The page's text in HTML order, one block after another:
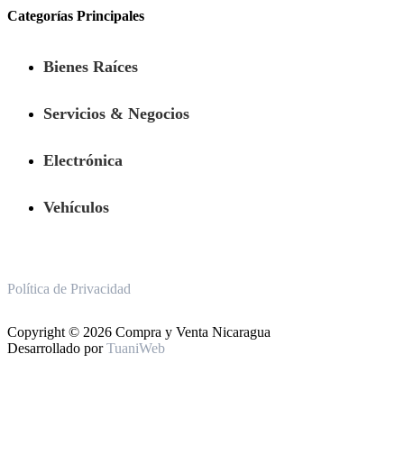
Categorías Principales
Bienes Raíces
Servicios & Negocios
Electrónica
Vehículos
Política de Privacidad
Copyright © 2026 Compra y Venta Nicaragua
Desarrollado porTuaniWeb